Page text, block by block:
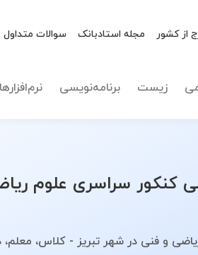
از کشور مجله استادبانک سوالات متداول
زیست برنامه‌نویسی نرم‌افزارها
سراسری علوم
و فنی در شهر تبریز - کلاس، معلم،
نوع تدریس